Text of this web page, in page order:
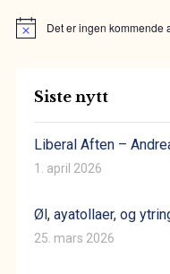
MerknadDet er ingen kommende
Siste nytt
Liberal Aften –
1. april 2026
Øl, ayatollaer, og
25. mars 2026